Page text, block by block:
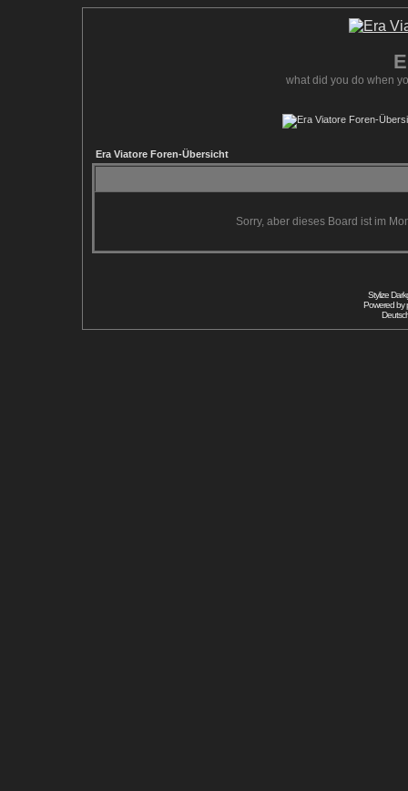
what did you do when
Era Viatore Foren-Übersicht
Sorry, aber dieses Board ist im
Stylize
Powered by